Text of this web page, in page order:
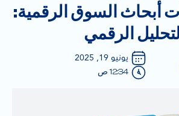
أبحاث السوق الرقمية:
الرقمي
يونيو 19, 2025
12:34 ص